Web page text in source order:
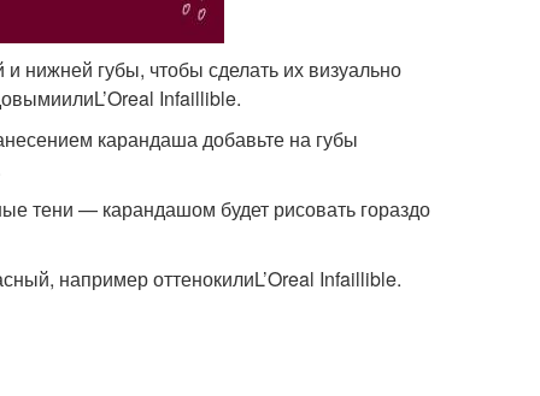
нижней губы, чтобы сделать их визуально
Infaillible.
карандаша добавьте на губы
тени — карандашом будет рисовать гораздо
например оттенокилиL’Oreal Infaillible.